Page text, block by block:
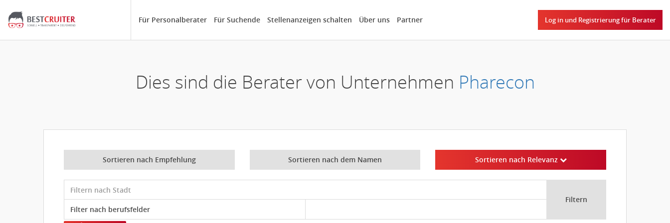
Für Personalberater Für Suchende Stellenanzeigen schalten Über uns Partner Log in und Registrierung für Berater
Dies sind die Berater von Unternehmen Pharecon
Sortieren nach Empfehlung Sortieren nach dem Namen Sortieren nach Relevanz
Filtern